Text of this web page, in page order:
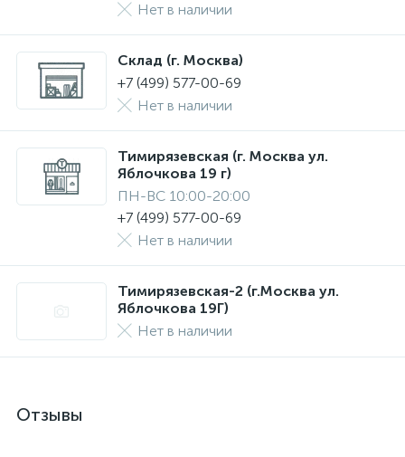
Нет в наличии
Склад (г. Москва)
+7 (499) 577-00-69
Нет в наличии
Тимирязевская (г. Москва ул.
Яблочкова 19 г)
ПН-ВС 10:00-20:00
+7 (499) 577-00-69
Нет в наличии
Тимирязевская-2 (г.Москва ул.
Яблочкова 19Г)
Нет в наличии
Отзывы